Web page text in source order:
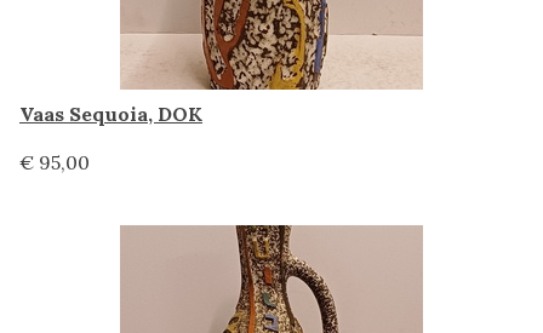
Vaas Sequoia, DOK
€ 95,00